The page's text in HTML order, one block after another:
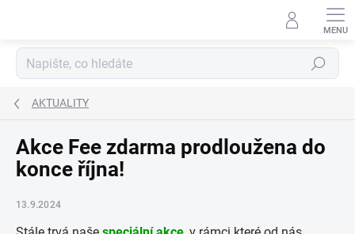
Hledat
AKTUALITY
Akce Fee zdarma prodloužena do
konce října!
13.9.2024